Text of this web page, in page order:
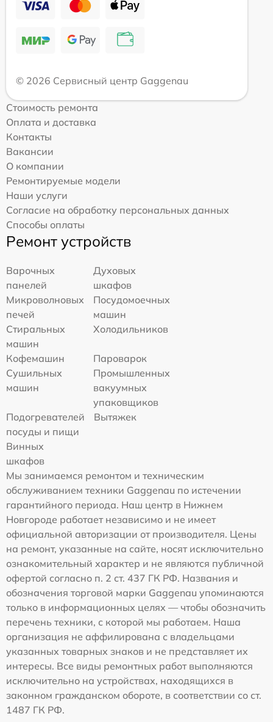
© 2026 Сервисный центр Gaggenau
Стоимость ремонта
Оплата и доставка
Контакты
Вакансии
О компании
Ремонтируемые модели
Наши услуги
Согласие на обработку персональных данных
Способы оплаты
Ремонт устройств
Варочных
панелей
Духовых
шкафов
Микроволновых
печей
Посудомоечных
машин
Стиральных
машин
Холодильников
Кофемашин
Пароварок
Сушильных
машин
Промышленных
вакуумных
упаковщиков
Подогревателей
посуды и пищи
Вытяжек
Винных
шкафов
Мы занимаемся ремонтом и техническим
обслуживанием техники Gaggenau по истечении
гарантийного периода. Наш центр в Нижнем
Новгороде работает независимо и не имеет
официальной авторизации от производителя. Цены
на ремонт, указанные на сайте, носят исключительно
ознакомительный характер и не являются публичной
офертой согласно п. 2 ст. 437 ГК РФ. Названия и
обозначения торговой марки Gaggenau упоминаются
только в информационных целях — чтобы обозначить
перечень техники, с которой мы работаем. Наша
организация не аффилирована с владельцами
указанных товарных знаков и не представляет их
интересы. Все виды ремонтных работ выполняются
исключительно на устройствах, находящихся в
законном гражданском обороте, в соответствии со ст.
1487 ГК РФ.